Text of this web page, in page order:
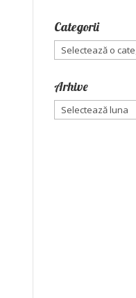
Categorii
Categorii
Arhive
Arhive